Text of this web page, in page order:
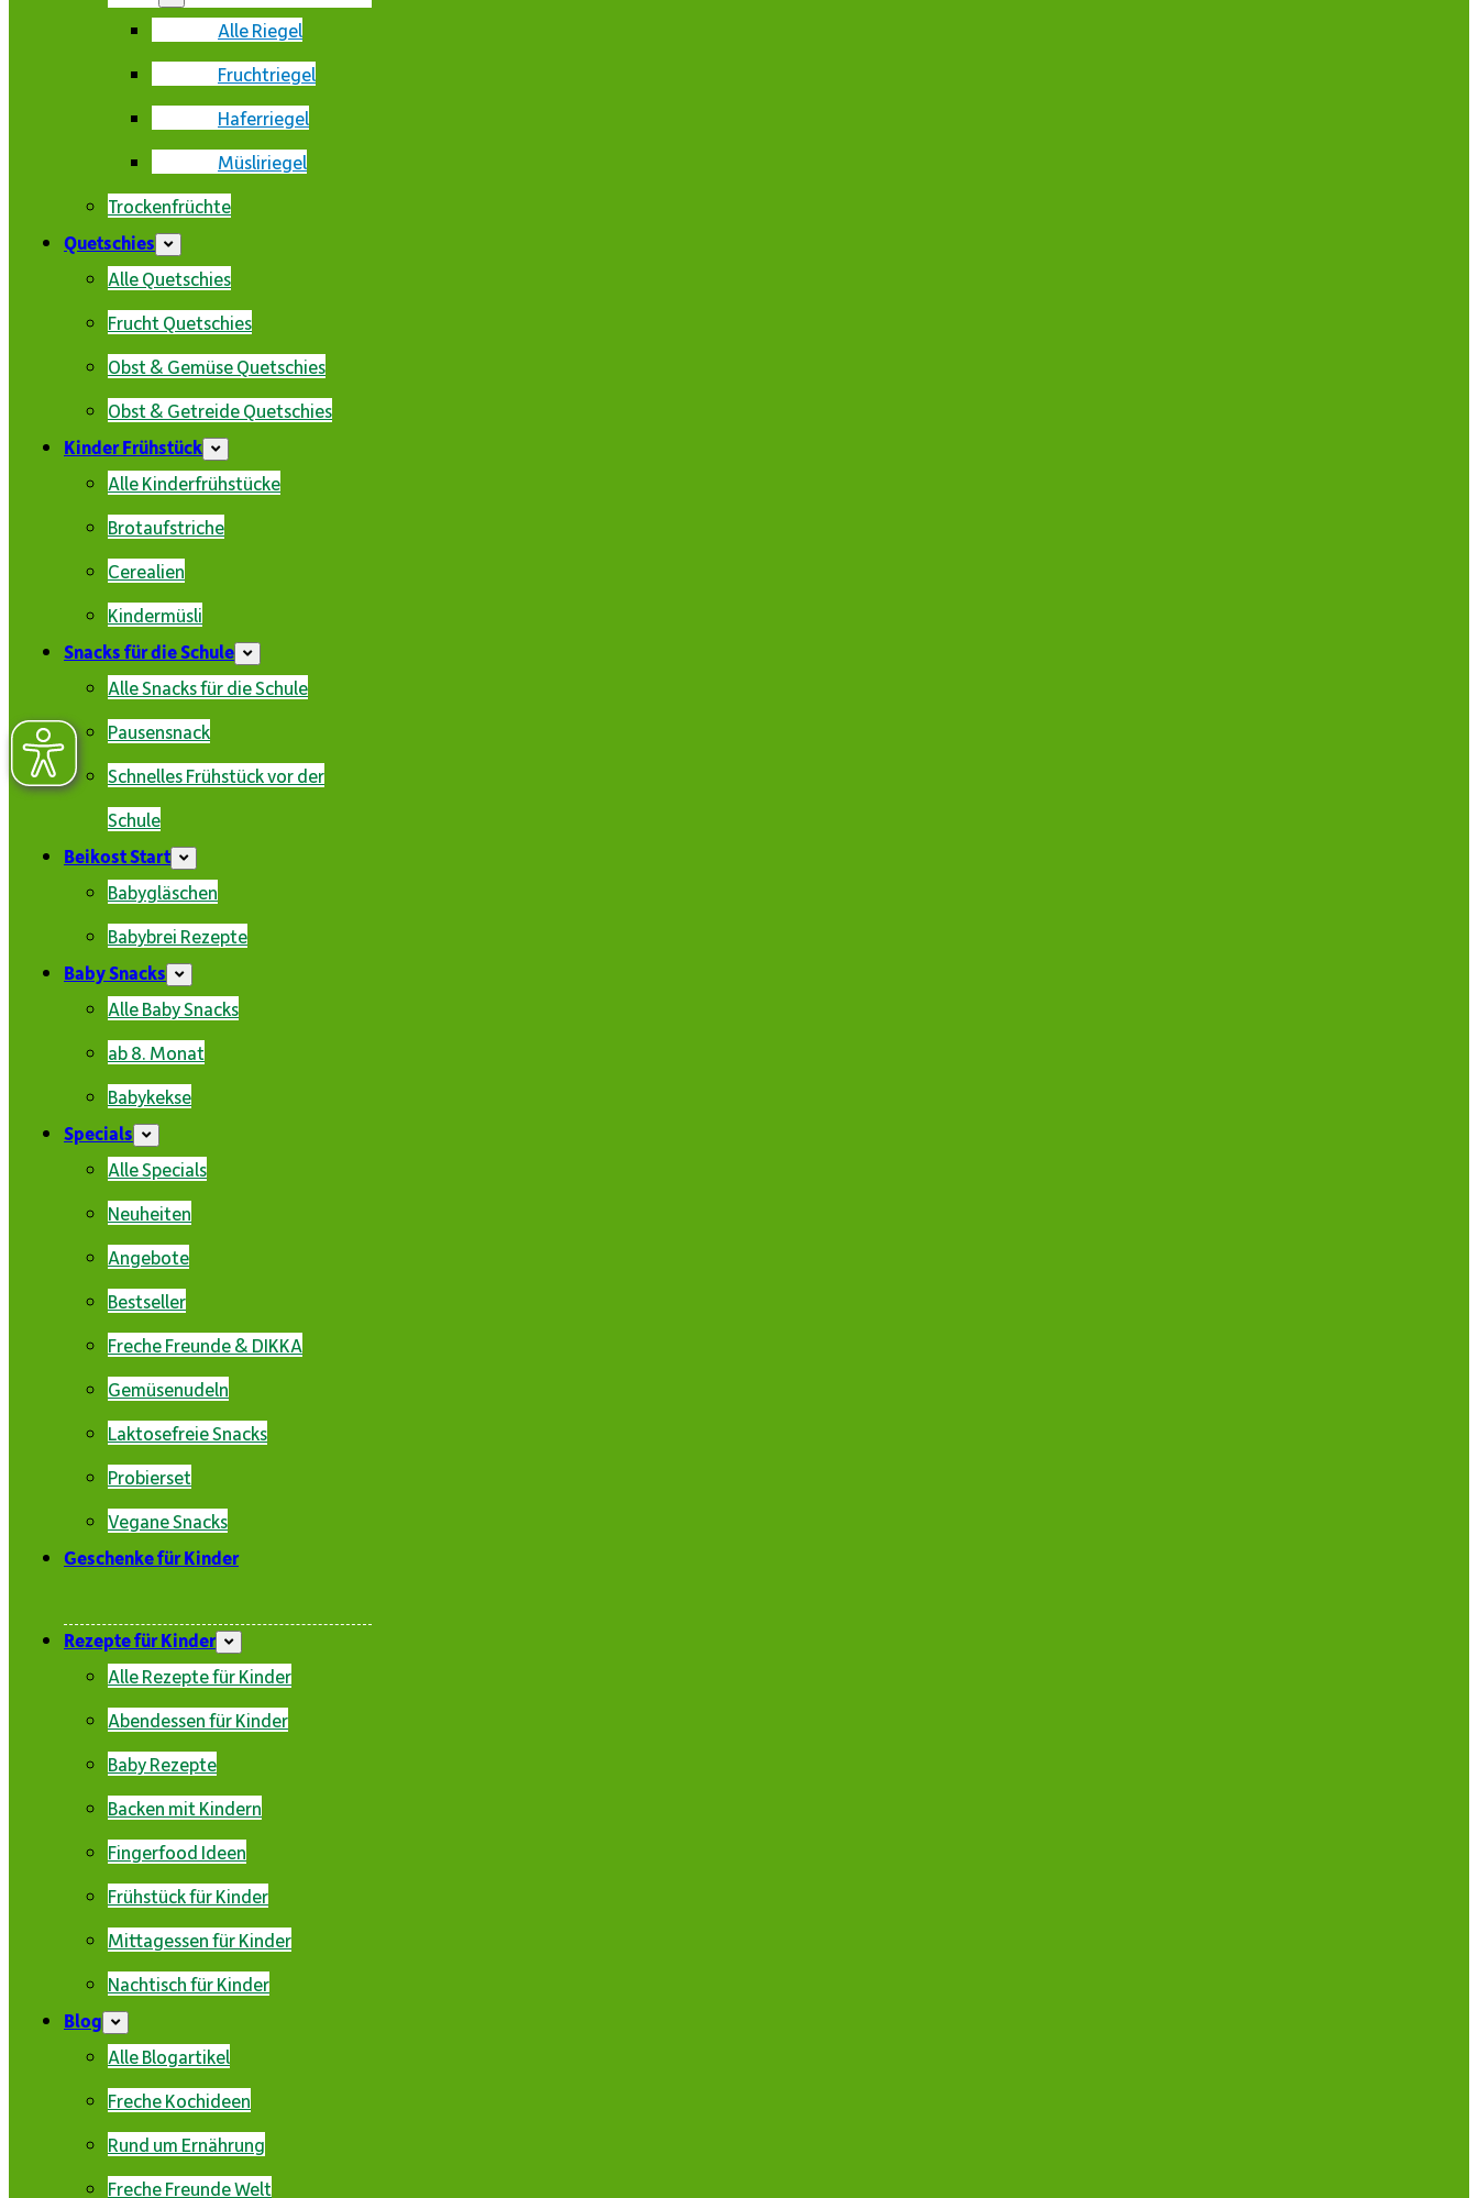
Alle Riegel
Fruchtriegel
Haferriegel
Müsliriegel
Trockenfrüchte
Quetschies
Alle Quetschies
Frucht Quetschies
Obst & Gemüse Quetschies
Obst & Getreide Quetschies
Kinder Frühstück
Alle Kinderfrühstücke
Brotaufstriche
Cerealien
Kindermüsli
Snacks für die Schule
Alle Snacks für die Schule
Pausensnack
Schnelles Frühstück vor der
Schule
Beikost Start
Babygläschen
Babybrei Rezepte
Baby Snacks
Alle Baby Snacks
ab 8. Monat
Babykekse
Specials
Alle Specials
Neuheiten
Angebote
Bestseller
Freche Freunde & DIKKA
Gemüsenudeln
Laktosefreie Snacks
Probierset
Vegane Snacks
Geschenke für Kinder
Rezepte für Kinder
Alle Rezepte für Kinder
Abendessen für Kinder
Baby Rezepte
Backen mit Kindern
Fingerfood Ideen
Frühstück für Kinder
Mittagessen für Kinder
Nachtisch für Kinder
Blog
Alle Blogartikel
Freche Kochideen
Rund um Ernährung
Freche Freunde Welt